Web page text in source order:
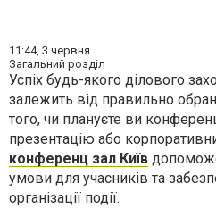
11:44, 3 червня
Загальний розділ
Успіх будь-якого ділового
залежить від правильно
того, чи плануєте ви
презентацію або
конференц зал Київ
умови для учасників та
організації події.